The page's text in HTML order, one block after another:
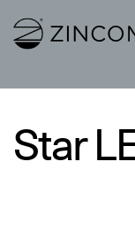
Link to homepage
Star